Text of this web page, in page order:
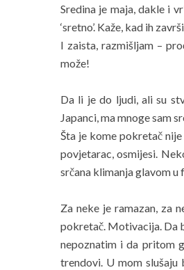
Sredina je maja, dakle i
‘sretno’. Kaže, kad ih
I zaista, razmišljam –
može!
Da li je do ljudi, ali su
Japanci, ma mnoge sam
Šta je kome pokretač
povjetarac, osmijesi.
srčana klimanja glavom
Za neke je ramazan, za
pokretač. Motivacija. Da
nepoznatim i da pritom
trendovi. U mom slušaju